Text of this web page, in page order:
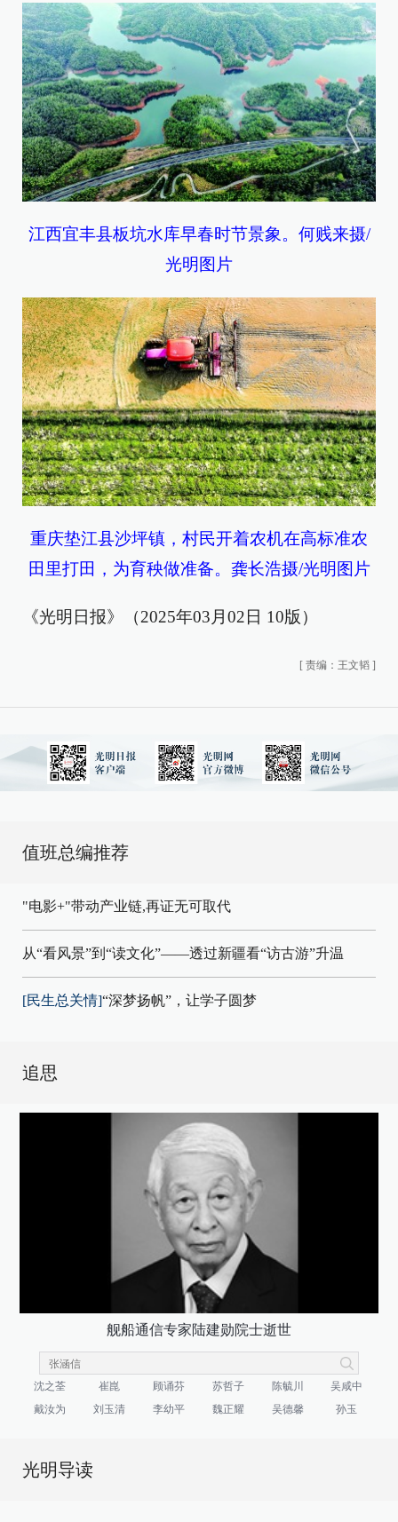
江西宜丰县板坑水库早春时节景象。何贱来摄/
光明图片
重庆垫江县沙坪镇，村民开着农机在高标准农
田里打田，为育秧做准备。龚长浩摄/光明图片
《光明日报》（2025年03月02日 10版）
[ 责编：王文韬 ]
值班总编推荐
"电影+"带动产业链,再证无可取代
从“看风景”到“读文化”——透过新疆看“访古游”升温
[民生总关情]“深梦扬帆”，让学子圆梦
追思
舰船通信专家陆建勋院士逝世
沈之荃 崔崑 顾诵芬 苏哲子 陈毓川
吴咸中
戴汝为
刘玉清 李幼平 魏正耀 吴德馨 孙玉
光明导读